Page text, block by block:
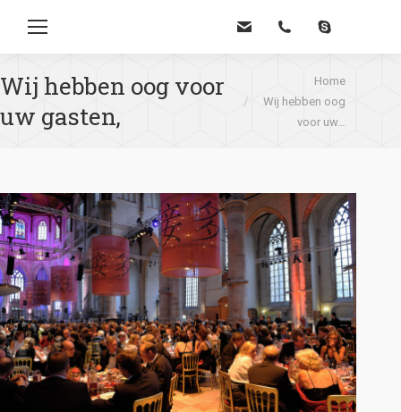
Wij hebben oog voor
uw gasten,
Home
Wij hebben oog
voor uw…